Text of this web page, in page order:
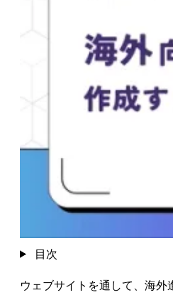
目次
ウェブサイトを通して、海外